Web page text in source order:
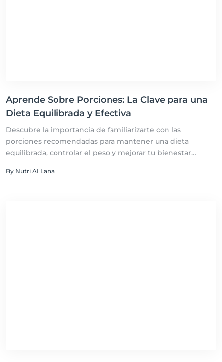
Aprende Sobre Porciones: La Clave para una
Dieta Equilibrada y Efectiva
Descubre la importancia de familiarizarte con las
porciones recomendadas para mantener una dieta
equilibrada, controlar el peso y mejorar tu bienestar
By Nutri AI Lana